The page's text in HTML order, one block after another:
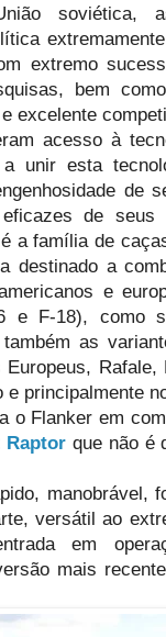
soviética,
extremo
bem
excelente
acesso à
unir esta
de
de
a família de
destinado a
e
e F-18), como
as
Rafale,
e principalmente
o Flanker em
Raptor que não é
manobrável,
versátil ao
em
mais